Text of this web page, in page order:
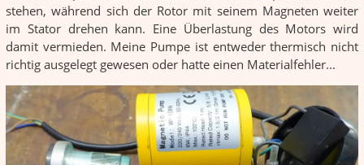
stehen, während sich der Rotor mit seinem Magneten weiter
im Stator drehen kann. Eine Überlastung des Motors wird
damit vermieden. Meine Pumpe ist entweder thermisch nicht
richtig ausgelegt gewesen oder hatte einen Materialfehler...